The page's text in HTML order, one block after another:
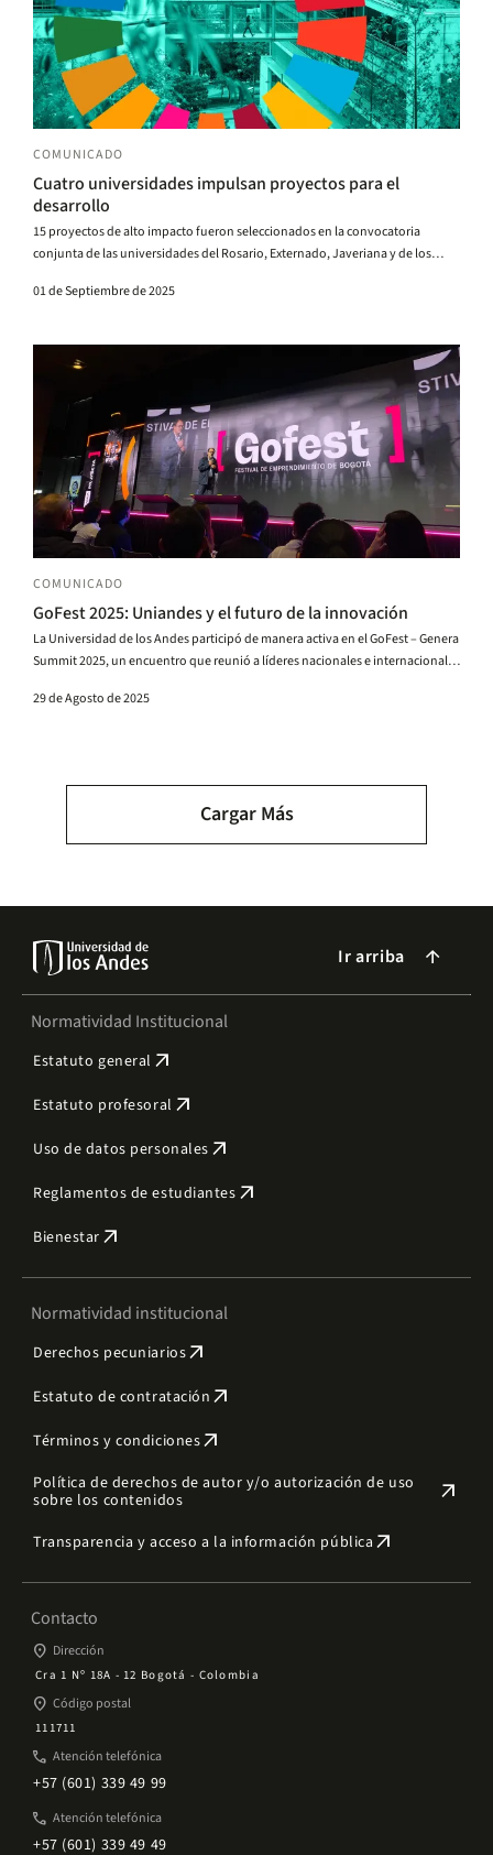
COMUNICADO
Cuatro universidades impulsan proyectos para el
desarrollo
15 proyectos de alto impacto fueron seleccionados en la convocatoria
conjunta de las universidades del Rosario, Externado, Javeriana y de los
grandes retos del país.
01 de Septiembre de 2025
COMUNICADO
GoFest 2025: Uniandes y el futuro de la innovación
La Universidad de los Andes participó de manera activa en el GoFest – Genera
Summit 2025, un encuentro que reunió a líderes nacionales e internacionales
en América Latina. Durante cinco días, el GoFest convirtió a la capital en el
29 de Agosto de 2025
Paginación
Cargar Más
Ir arriba arrow_forward
Normatividad Institucional
Estatuto general arrow_outward
Estatuto profesoral arrow_outward
Uso de datos personales arrow_outward
Reglamentos de estudiantes arrow_outward
Bienestar arrow_outward
Normatividad institucional
Derechos pecuniariosarrow_outward
Estatuto de contratación arrow_outward
Términos y condicionesarrow_outward
Política de derechos de autor y/o autorización de uso
sobre los contenidos
arrow_outward
Transparencia y acceso a la información pública arrow_outward
Contacto
place Dirección
Cra 1 Nº 18A - 12 Bogotá - Colombia
place Código postal
111711
phone Atención telefónica
+57 (601) 339 49 99
phone Atención telefónica
+57 (601) 339 49 49